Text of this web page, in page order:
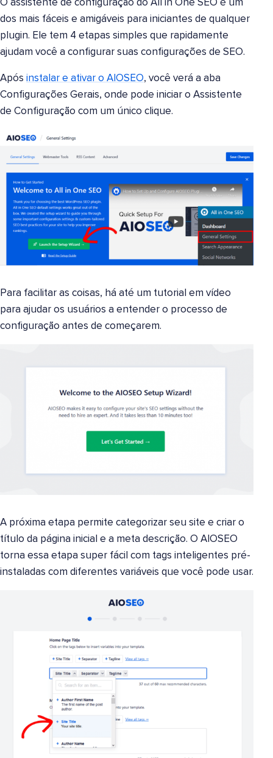
O assistente de configuração do All in One SEO é um
dos mais fáceis e amigáveis para iniciantes de qualquer
plugin. Ele tem 4 etapas simples que rapidamente
ajudam você a configurar suas configurações de SEO.
Após instalar e ativar o AIOSEO, você verá a aba
Configurações Gerais, onde pode iniciar o Assistente
de Configuração com um único clique.
Para facilitar as coisas, há até um tutorial em vídeo
para ajudar os usuários a entender o processo de
configuração antes de começarem.
A próxima etapa permite categorizar seu site e criar o
título da página inicial e a meta descrição. O AIOSEO
torna essa etapa super fácil com tags inteligentes pré-
instaladas com diferentes variáveis que você pode usar.